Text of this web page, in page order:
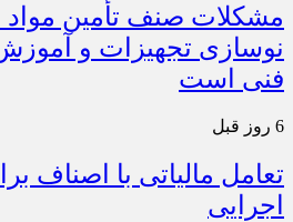
مشکلات صنف تأمین مواد
نوسازی تجهیزات و
فنی است
6 روز قبل
تعامل مالیاتی با اصناف
اجرایی